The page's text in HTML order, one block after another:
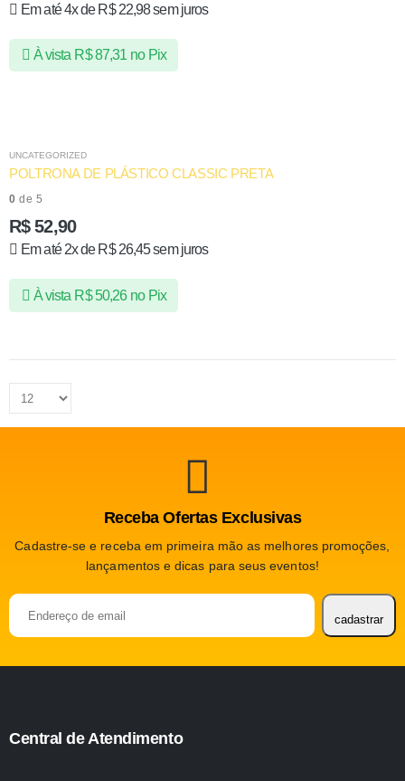
Em até 4x de R$22,98sem juros
À vista R$87,31 no Pix
UNCATEGORIZED
POLTRONA DE PLÁSTICO CLASSIC PRETA
0 de 5
R$52,90
Em até 2x de R$26,45sem juros
À vista R$50,26 no Pix
Receba Ofertas Exclusivas
Cadastre-se e receba em primeira mão as melhores promoções,
lançamentos e dicas para seus eventos!
leave
cadastrar
Central de Atendimento